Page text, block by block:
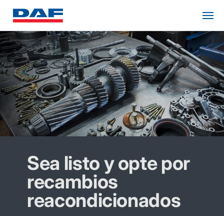
Sea listo y opte por
recambios
reacondicionados